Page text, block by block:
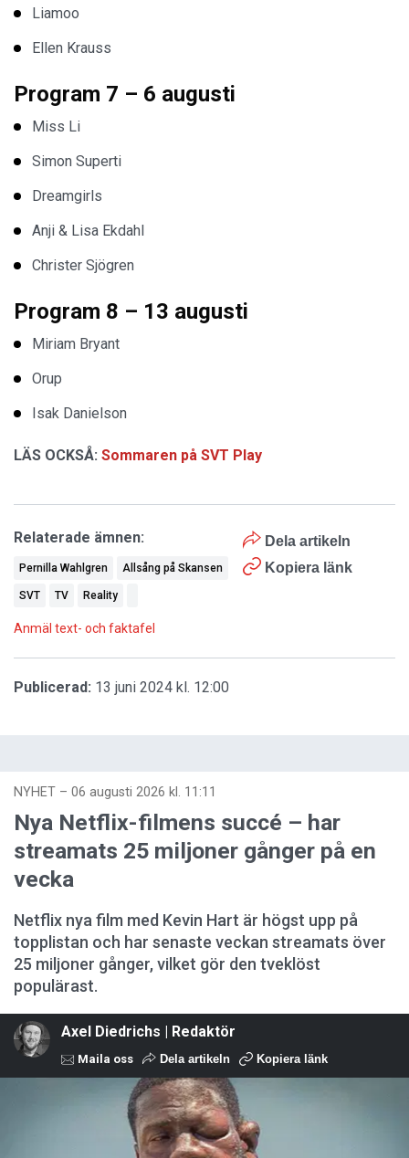
Liamoo
Ellen Krauss
Program 7 – 6 augusti
Miss Li
Simon Superti
Dreamgirls
Anji & Lisa Ekdahl
Christer Sjögren
Program 8 – 13 augusti
Miriam Bryant
Orup
Isak Danielson
LÄS OCKSÅ: Sommaren på SVT Play
Dela artikeln
Kopiera länk
Relaterade ämnen:
Pernilla Wahlgren Allsång på Skansen
SVT TV Reality
Anmäl text- och faktafel
Publicerad: 13 juni 2024 kl. 12:00
NYHET – 06 augusti 2026 kl. 11:11
Nya Netflix-filmens succé – har
streamats 25 miljoner gånger på en
vecka
Netflix nya film med Kevin Hart är högst upp på
topplistan och har senaste veckan streamats över
25 miljoner gånger, vilket gör den tveklöst
populärast.
Axel Diedrichs | Redaktör
Maila oss Dela artikeln Kopiera länk